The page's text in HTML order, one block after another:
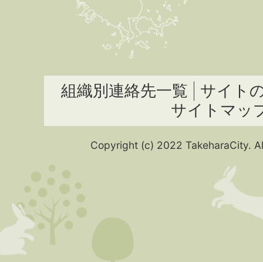
組織別連絡先一覧
サイト
サイトマッ
Copyright (c) 2022 TakeharaCity.